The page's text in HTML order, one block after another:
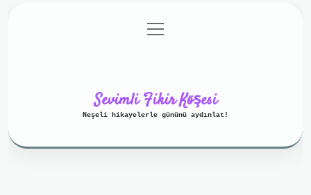
Gizlilik Politikası
menüyü
aç
Sevimli Fikir Köşesi
Neşeli hikayelerle gününü aydınlat!